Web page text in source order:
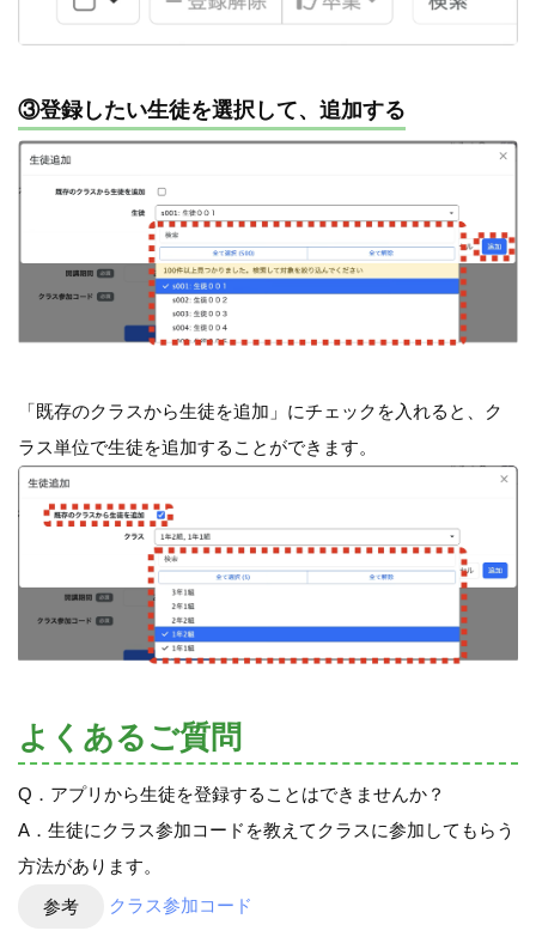
③登録したい生徒を選択して、追加する
「既存のクラスから生徒を追加」にチェックを入れると、ク
ラス単位で生徒を追加することができます。
よくあるご質問
Q．アプリから生徒を登録することはできませんか？
A．生徒にクラス参加コードを教えてクラスに参加してもらう
方法があります。
参考
クラス参加コード